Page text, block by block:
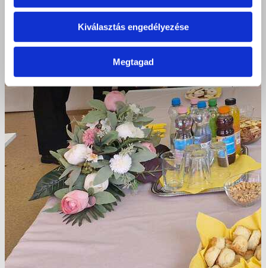
Kiválasztás engedélyezése
Megtagad